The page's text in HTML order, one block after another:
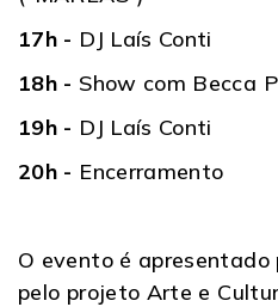
17h - DJ Laís Conti
18h - Show com Becca
19h - DJ Laís Conti
20h - Encerramento
O evento é apresentado
pelo projeto Arte e